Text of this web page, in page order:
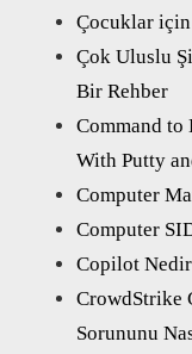
Çocuklar için
Çok Uluslu
Bir Rehber
Command to
With Putty
Computer
Computer
Copilot Nedir
CrowdStrike
Sorununu